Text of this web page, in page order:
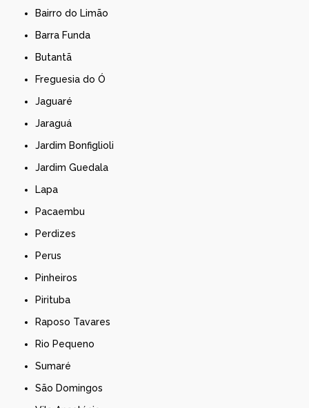
Bairro do Limão
Barra Funda
Butantã
Freguesia do Ó
Jaguaré
Jaraguá
Jardim Bonfiglioli
Jardim Guedala
Lapa
Pacaembu
Perdizes
Perus
Pinheiros
Pirituba
Raposo Tavares
Rio Pequeno
Sumaré
São Domingos